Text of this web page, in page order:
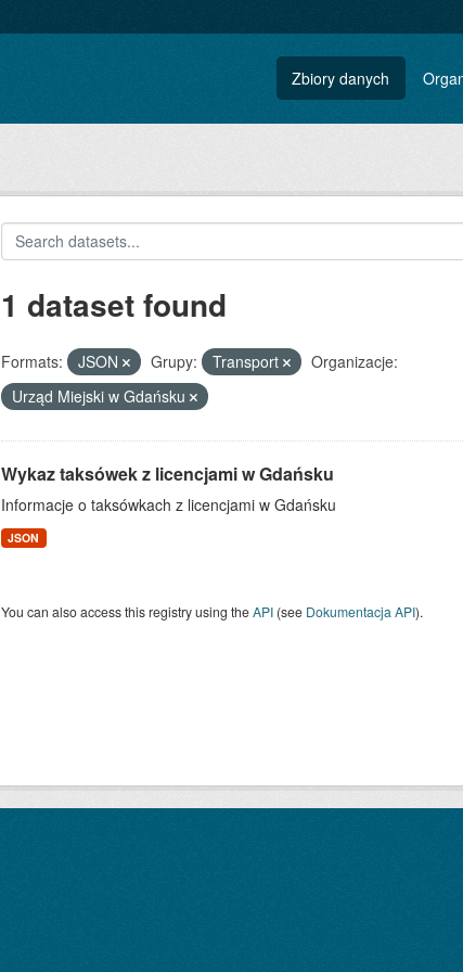
Zbiory danych
1 dataset found
Formats: JSON Grupy: Transport
Organizacje:
Urząd Miejski w Gdańsku
Wykaz taksówek z licencjami w Gdańsku
Informacje o taksówkach z licencjami w Gdańsku
JSON
You can also access this registry using theAPI(see Dokumentacja API).